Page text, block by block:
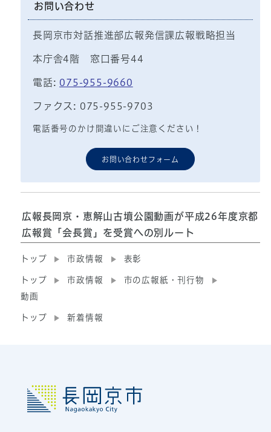
お問い合わせ
長岡京市対話推進部広報発信課広報戦略担当
本庁舎4階 窓口番号44
電話: 075-955-9660
ファクス: 075-955-9703
電話番号のかけ間違いにご注意ください！
お問い合わせフォーム
広報長岡京・恵解山古墳公園動画が平成26年度京都
広報賞「会長賞」を受賞への別ルート
トップ 市政情報 表彰
トップ 市政情報
市の広報紙・刊行物
動画
トップ 新着情報